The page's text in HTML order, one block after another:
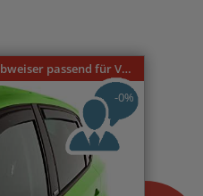
Windabweiser / Regenabweiser passend für VW Caddy 9U 3-türer 1996-2004
-0%